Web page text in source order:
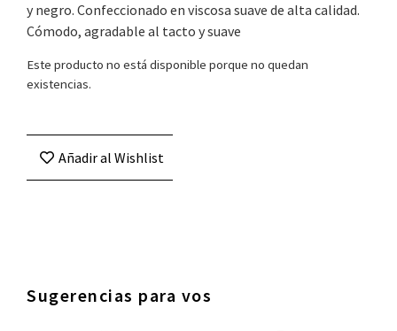
y negro. Confeccionado en viscosa suave de alta calidad.
Cómodo, agradable al tacto y suave
Este producto no está disponible porque no quedan
existencias.
Añadir al Wishlist
Sugerencias para vos